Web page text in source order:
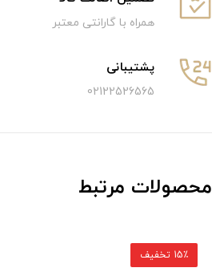
همراه با گارانتی معتبر
پشتیبانی
02122526565
محصولات مرتبط
15٪ تخفیف